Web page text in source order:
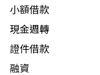
小額借款
現金週轉
證件借款
融資